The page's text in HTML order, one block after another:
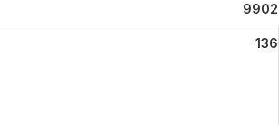
9902
136